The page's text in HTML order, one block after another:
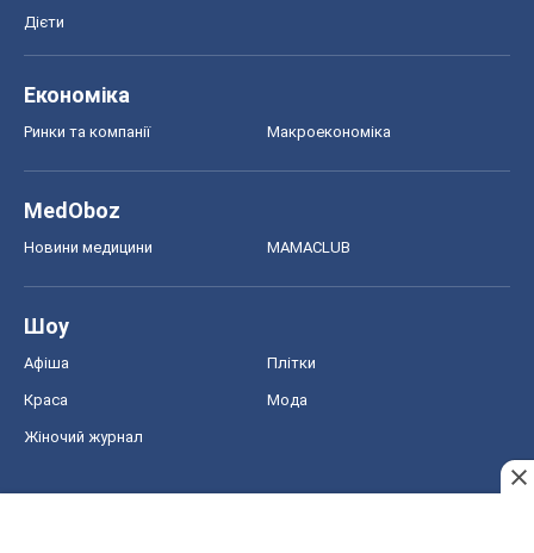
Дієти
Економіка
Ринки та компанії Макроекономіка
MedOboz
Новини медицини MAMACLUB
Шоу
Афіша Плітки
Краса Мода
Жіночий журнал